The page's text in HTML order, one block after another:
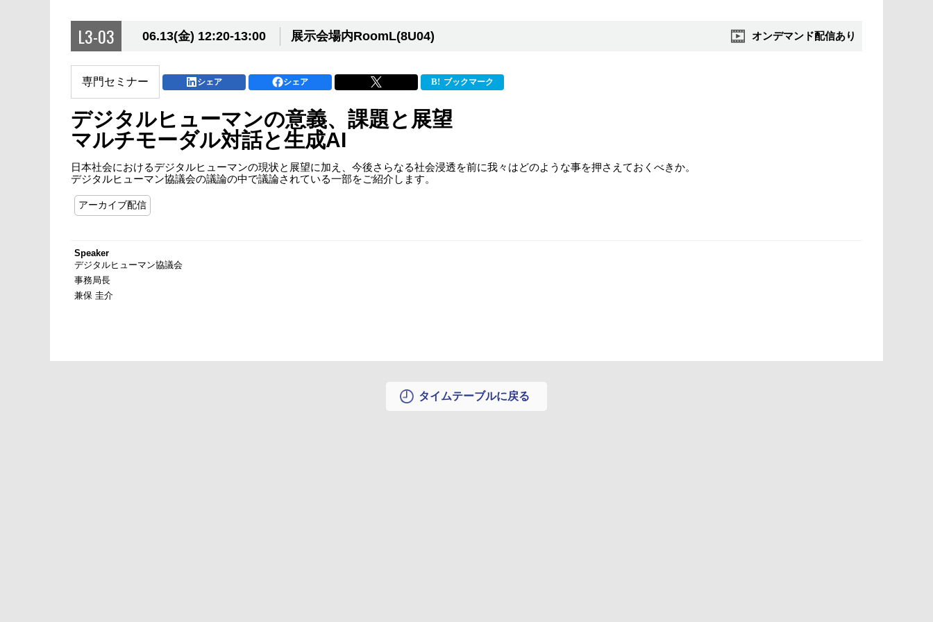
L3-03 06.13(金) 12:20-13:00 展示会場内RoomL(8U04) オンデマンド配信あり
専門セミナー シェア シェア ブックマーク
デジタルヒューマンの意義、課題と展望
マルチモーダル対話と生成AI
日本社会におけるデジタルヒューマンの現状と展望に加え、今後さらなる社会浸透を前に我々はどのような事を押さえておくべきか。
デジタルヒューマン協議会の議論の中で議論されている一部をご紹介します。
アーカイブ配信
Speaker
デジタルヒューマン協議会
事務局長
兼保 圭介
タイムテーブルに戻る